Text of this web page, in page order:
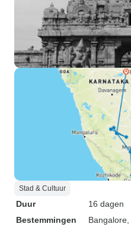
Stad & Cultuur
Duur
16 dagen
Bestemmingen
Bangalore